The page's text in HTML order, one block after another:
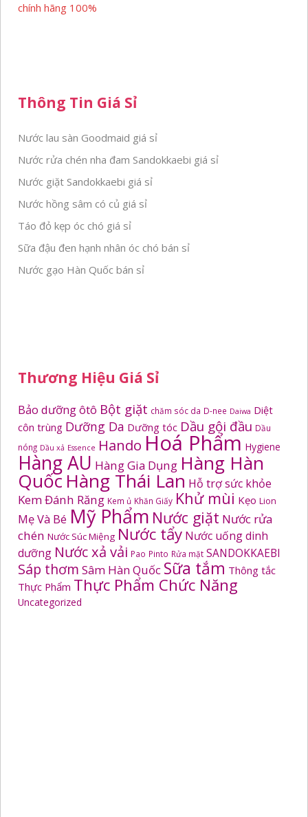
chính hãng 100%
Thông Tin Giá Sỉ
Nước lau sàn Goodmaid giá sỉ
Nước rửa chén nha đam Sandokkaebi giá sỉ
Nước giặt Sandokkaebi giá sỉ
Nước hồng sâm có củ giá sỉ
Táo đỏ kẹp óc chó giá sỉ
Sữa đậu đen hạnh nhân óc chó bán sỉ
Nước gạo Hàn Quốc bán sỉ
Thương Hiệu Giá Sỉ
Bảo dưỡng ôtô Bột giặt chăm sóc da D-nee Daiwa Diệt
côn trùng Dưỡng Da Dưỡng tóc Dầu gội đầu Dầu
nóng Dầu xả Essence Hando Hoá Phẩm Hygiene
Hàng AU Hàng Gia Dụng Hàng Hàn
Quốc Hàng Thái Lan Hỗ trợ sức khỏe
Kem Đánh Răng Kem ủ Khăn Giấy Khử mùi Kẹo Lion
Mẹ Và Bé Mỹ Phẩm Nước giặt Nước rửa
chén Nước Súc Miệng Nước tẩy Nước uống dinh
dưỡng Nước xả vải Pao Pinto Rửa mặt SANDOKKAEBI
Sáp thơm Sâm Hàn Quốc Sữa tắm Thông tắc
Thực Phẩm Thực Phẩm Chức Năng
Uncategorized